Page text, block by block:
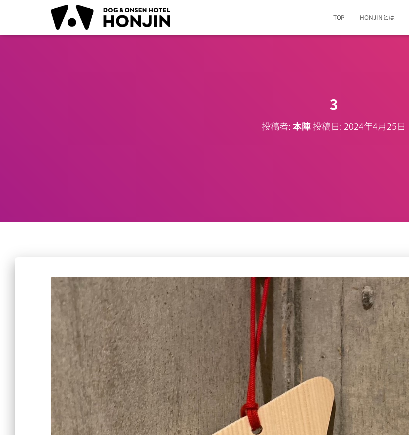
TOP HONJINとは
3
投稿者: 本陣投稿日: 2024年4月25日